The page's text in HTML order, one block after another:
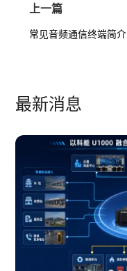
上一篇
常见音频通信终端简介
最新消息